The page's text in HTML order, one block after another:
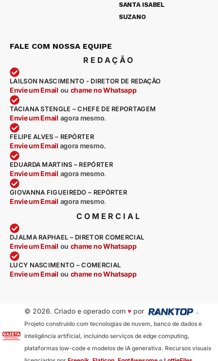
SANTA ISABEL
SUZANO
FALE COM NOSSA EQUIPE
REDAÇÃO
LAILSON NASCIMENTO - DIRETOR DE REDAÇÃO
Envie um Email ou chame no Whatsapp
TACIANA STENGLE – CHEFE DE REPORTAGEM
Envie um Email agora mesmo.
FELIPE ALVES – REPÓRTER
Envie um Email agora mesmo.
EDUARDA MARTINS – REPÓRTER
Envie um Email agora mesmo.
GIOVANNA FIGUEIREDO – REPÓRTER
Envie um Email agora mesmo.
COMERCIAL
DJALMA RAPHAEL – DIRETOR COMERCIAL
Envie um Email ou chame no Whatsapp
LUCY NASCIMENTO – COMERCIAL
Envie um Email ou chame no Whatsapp
© 2026. Criado e operado com ♥por .
Projeto construído com tecnologias de nuvem, banco de dados e
inteligência artificial, incluindo serviços de edge computing,
plataformas low-code e modelos de IA generativa. Recursos visuais